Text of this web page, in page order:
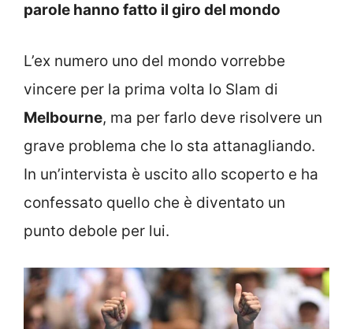
parole hanno fatto il giro del mondo
L’ex numero uno del mondo vorrebbe
vincere per la prima volta lo Slam di
Melbourne, ma per farlo deve risolvere un
grave problema che lo sta attanagliando.
In un’intervista è uscito allo scoperto e ha
confessato quello che è diventato un
punto debole per lui.